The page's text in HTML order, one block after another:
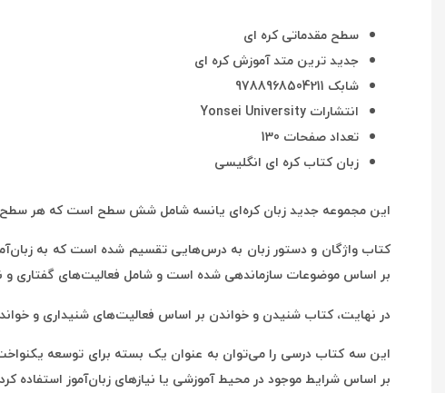
سطح مقدماتی کره ای
جدید ترین متد آموزش کره ای
شابک 9788968504211
انتشارات Yonsei University
تعداد صفحات 130
زبان کتاب کره ای انگلیسی
این مجموعه جدید زبان کره‌ای یانسه شامل شش سطح است که هر
کتاب واژگان و دستور زبان به درس‌هایی تقسیم شده است که به
بر اساس موضوعات سازماندهی شده است و شامل فعالیت‌های گفتاری و
در نهایت، کتاب شنیدن و خواندن بر اساس فعالیت‌های شنیداری و
این سه کتاب درسی را می‌توان به عنوان یک بسته برای توسعه
بر اساس شرایط موجود در محیط آموزشی یا نیازهای زبان‌آموز استفاده